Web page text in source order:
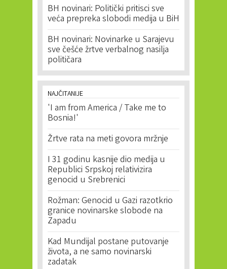
BH novinari: Politički pritisci sve
veća prepreka slobodi medija u BiH
BH novinari: Novinarke u Sarajevu
sve češće žrtve verbalnog nasilja
političara
NAJČITANIJE
'I am from America / Take me to
Bosnia!'
Žrtve rata na meti govora mržnje
I 31 godinu kasnije dio medija u
Republici Srpskoj relativizira
genocid u Srebrenici
Rožman: Genocid u Gazi razotkrio
granice novinarske slobode na
Zapadu
Kad Mundijal postane putovanje
života, a ne samo novinarski
zadatak